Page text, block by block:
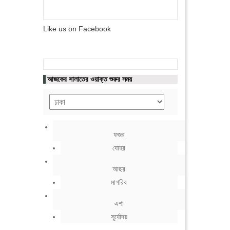
Like us on Facebook
আজকের সালাতের ওয়াক্ত শুরুর সময়
ফজর
যোহর
আছর
মাগরিব
এশা
সূর্যোদয়